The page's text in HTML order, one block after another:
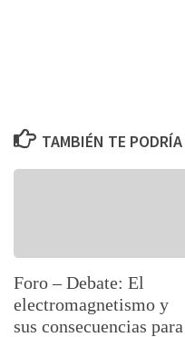
TAMBIÉN TE
Foro – Debate: El
electromagnetismo y
sus consecuencias para